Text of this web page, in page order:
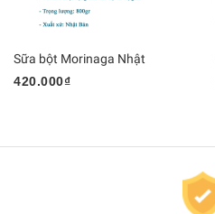
Sữa bột Morinaga Nhật
420.000₫